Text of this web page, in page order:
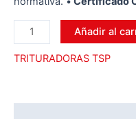
Añadir al
TRITURADORAS TSP